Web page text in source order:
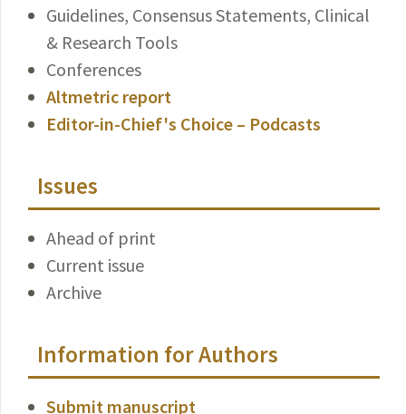
Guidelines, Consensus Statements, Clinical
& Research Tools
Conferences
Altmetric report
Editor-in-Chief's Choice – Podcasts
Issues
Ahead of print
Current issue
Archive
Information for Authors
Submit manuscript